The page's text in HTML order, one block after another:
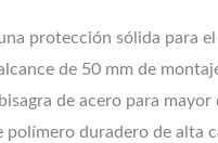
protección sólida para
de 50 mm de
de acero para
duradero de alta